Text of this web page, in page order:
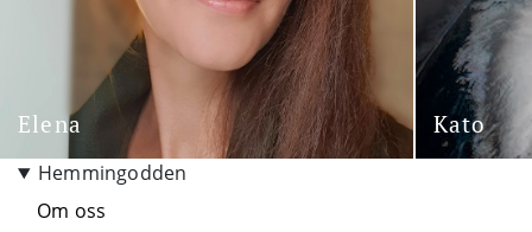
Elena Kato
Hemmingodden
Om oss